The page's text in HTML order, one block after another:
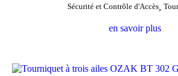
Sécurité et Contrôle d'Accès,
en savoir plus